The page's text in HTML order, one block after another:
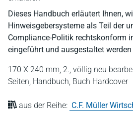
Dieses Handbuch erläutert Ihnen,
Hinweisgebersysteme als Teil der
Compliance-Politik rechtskonform
eingeführt und ausgestaltet werden
170 X 240 mm, 2., völlig neu
Seiten, Handbuch, Buch Hardcover
aus der Reihe: C.F. Müller